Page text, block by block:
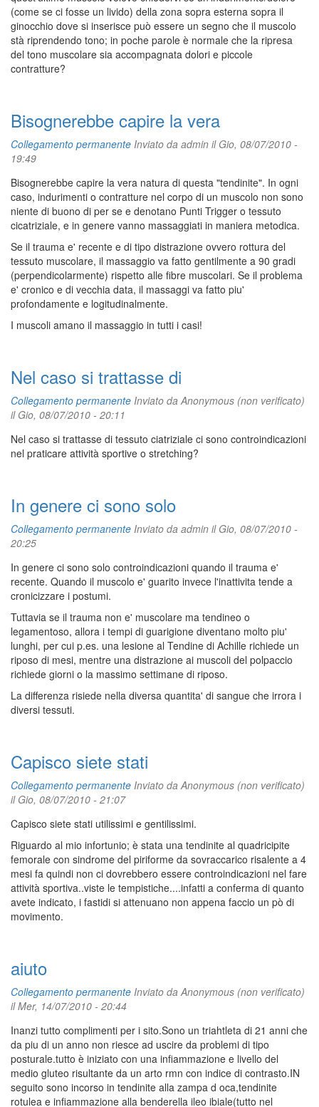
(come se ci fosse un livido) della zona sopra esterna sopra il
ginocchio dove si inserisce può essere un segno che il muscolo
stà riprendendo tono; in poche parole è normale che la ripresa
del tono muscolare sia accompagnata dolori e piccole
contratture?
Bisognerebbe capire la vera
Collegamento permanente Inviato da admin il Gio, 08/07/2010 -
19:49
Bisognerebbe capire la vera natura di questa "tendinite". In ogni
caso, indurimenti o contratture nel corpo di un muscolo non sono
niente di buono di per se e denotano Punti Trigger o tessuto
cicatriziale, e in genere vanno massaggiati in maniera metodica.
Se il trauma e' recente e di tipo distrazione ovvero rottura del
tessuto muscolare, il massaggio va fatto gentilmente a 90 gradi
(perpendicolarmente) rispetto alle fibre muscolari. Se il problema
e' cronico e di vecchia data, il massaggi va fatto piu'
profondamente e logitudinalmente.
I muscoli amano il massaggio in tutti i casi!
Nel caso si trattasse di
Collegamento permanente Inviato daAnonymous (non verificato)
il Gio, 08/07/2010 - 20:11
Nel caso si trattasse di tessuto ciatriziale ci sono controindicazioni
nel praticare attività sportive o stretching?
In genere ci sono solo
Collegamento permanente Inviato da admin il Gio, 08/07/2010 -
20:25
In genere ci sono solo controindicazioni quando il trauma e'
recente. Quando il muscolo e' guarito invece l'inattivita tende a
cronicizzare i postumi.
Tuttavia se il trauma non e' muscolare ma tendineo o
legamentoso, allora i tempi di guarigione diventano molto piu'
lunghi, per cui p.es. una lesione al Tendine di Achille richiede un
riposo di mesi, mentre una distrazione ai muscoli del polpaccio
richiede giorni o la massimo settimane di riposo.
La differenza risiede nella diversa quantita' di sangue che irrora i
diversi tessuti.
Capisco siete stati
Collegamento permanente Inviato daAnonymous (non verificato)
il Gio, 08/07/2010 - 21:07
Capisco siete stati utilissimi e gentilissimi.
Riguardo al mio infortunio; è stata una tendinite al quadricipite
femorale con sindrome del piriforme da sovraccarico risalente a 4
mesi fa quindi non ci dovrebbero essere controindicazioni nel fare
attività sportiva..viste le tempistiche....infatti a conferma di quanto
avete indicato, i fastidi si attenuano non appena faccio un pò di
movimento.
aiuto
Collegamento permanente Inviato daAnonymous (non verificato)
il Mer, 14/07/2010 - 20:44
Inanzi tutto complimenti per i sito.Sono un triahtleta di 21 anni che
da piu di un anno non riesce ad uscire da problemi di tipo
posturale.tutto è iniziato con una infiammazione e livello del
medio gluteo risultante da un arto rmn con indice di contrasto.IN
seguito sono incorso in tendinite alla zampa d oca,tendinite
rotulea e infiammazione alla benderella ileo ibiale(tutto nel